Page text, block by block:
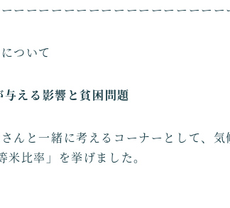
ーーーーーーーーーーーーーーーー
ついて
える影響と貧困問題
んと一緒に考えるコーナーとして、
米比率」を挙げました。